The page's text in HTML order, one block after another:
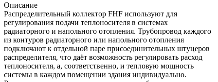
Описание
Распределительный коллектор FHF используют для
регулирования подачи теплоносителя в системах
радиаторного и напольного отопления. Трубопровод каждого
из контуров радиаторного или напольного отопления
подключают к отдельной паре присоединительных штуцеров
распределителя, что даёт возможность регулировать расход
теплоносителя, а, соответственно, и тепловую мощность
системы в каждом помещении здания индивидуально.